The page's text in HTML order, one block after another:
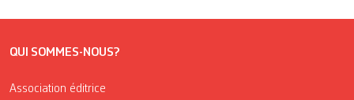
QUI SOMMES-NOUS?
Association éditrice